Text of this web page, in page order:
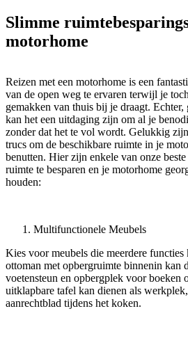
Slimme
motorhome
Reizen met een motorhome is een
van de open weg te ervaren terwijl je
gemakken van thuis bij je draagt. Echter,
kan het een uitdaging zijn om al je
zonder dat het te vol wordt. Gelukkig
trucs om de beschikbare ruimte in je
benutten. Hier zijn enkele van onze
ruimte te besparen en je motorhome
houden:
Multifunctionele Meubels
Kies voor meubels die meerdere
ottoman met opbergruimte binnenin kan
voetensteun en opbergplek voor boeken
uitklapbare tafel kan dienen als
aanrechtblad tijdens het koken.